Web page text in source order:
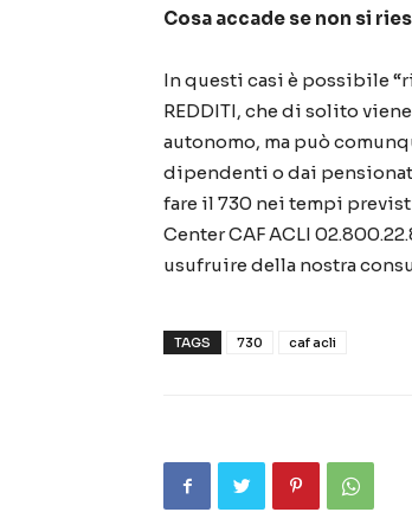
Cosa accade se non si
In questi casi è possibile
REDDITI, che di solito
autonomo, ma può
dipendenti o dai
fare il 730 nei tempi
Center CAF ACLI
usufruire della nostra
TAGS 730 caf acli